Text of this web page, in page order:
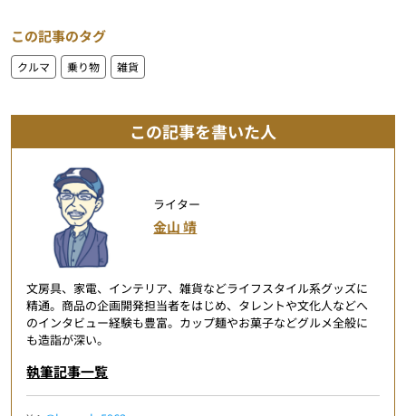
この記事のタグ
クルマ 乗り物 雑貨
この記事を書いた人
ライター
金山 靖
文房具、家電、インテリア、雑貨などライフスタイル系グッズに
精通。商品の企画開発担当者をはじめ、タレントや文化人などへ
のインタビュー経験も豊富。カップ麺やお菓子などグルメ全般に
も造詣が深い。
執筆記事一覧